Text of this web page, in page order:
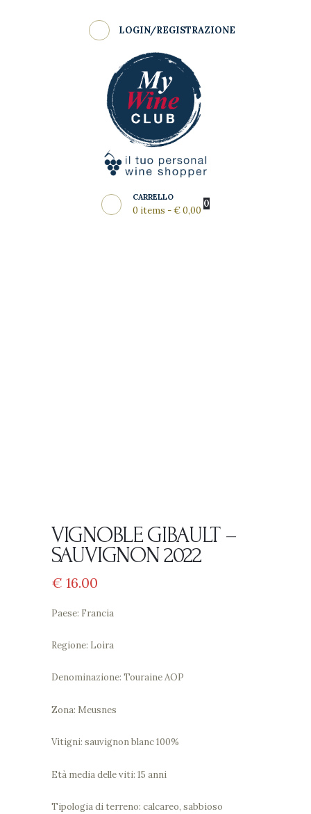
LOGIN/REGISTRAZIONE
CARRELLO
0 items -€ 0,00
0
MY WINE CLUB
Come Funziona
VIGNOBLE GIBAULT –
SAUVIGNON 2022
€ 16 00
Paese: Francia
Regione: Loira
Denominazione: Touraine AOP
Zona: Meusnes
Vitigni: sauvignon blanc 100%
Età media delle viti: 15 anni
Tipologia di terreno: calcareo, sabbioso